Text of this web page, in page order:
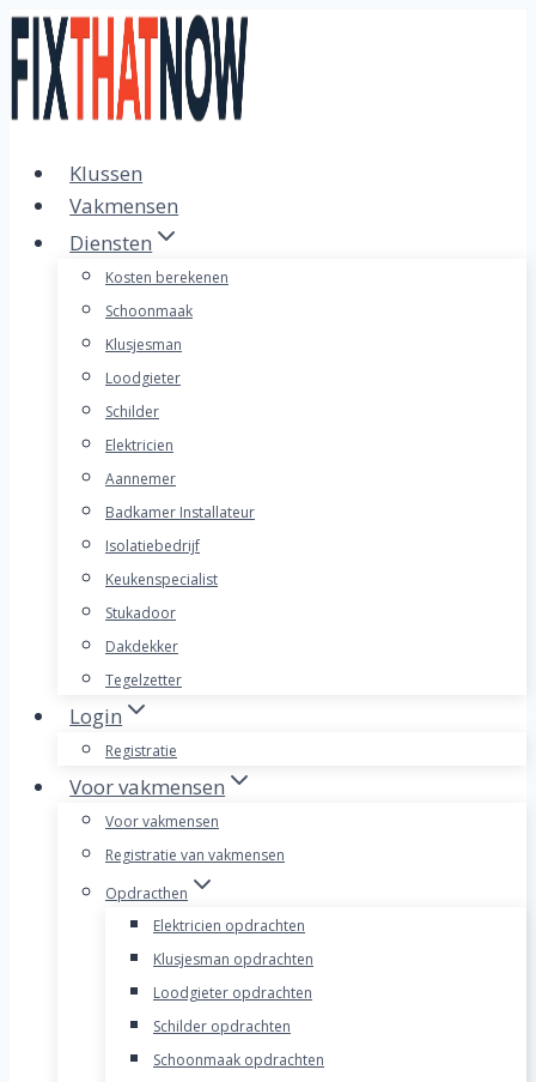
Doorgaan
naar
inhoud
Klussen
Vakmensen
Diensten
Kosten berekenen
Schoonmaak
Klusjesman
Loodgieter
Schilder
Elektricien
Aannemer
Badkamer Installateur
Isolatiebedrijf
Keukenspecialist
Stukadoor
Dakdekker
Tegelzetter
Login
Registratie
Voor vakmensen
Voor vakmensen
Registratie van vakmensen
Opdracthen
Elektricien opdrachten
Klusjesman opdrachten
Loodgieter opdrachten
Schilder opdrachten
Schoonmaak opdrachten